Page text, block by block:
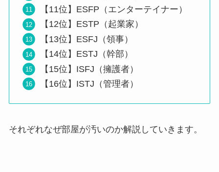
【11位】ESFP（エンターテイナー）
【12位】ESTP（起業家）
【13位】ESFJ（領事）
【14位】ESTJ（幹部）
【15位】ISFJ（擁護者）
【16位】ISTJ（管理者）
それぞれなぜ部屋が汚いのか解説していきます。